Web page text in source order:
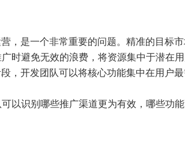
，是一个非常重要的问题。精准的目标
时避免无效的浪费，将资源集中于潜在
，开发团队可以将核心功能集中在用户
以识别哪些推广渠道更为有效，哪些功能